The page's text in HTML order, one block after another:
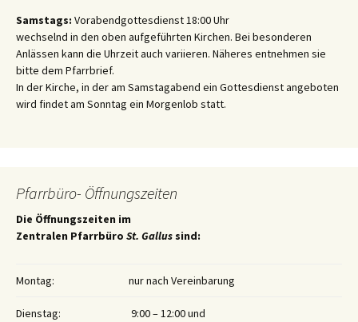
Samstags: Vorabendgottesdienst 18:00 Uhr
wechselnd in den oben aufgeführten Kirchen. Bei besonderen
Anlässen kann die Uhrzeit auch variieren. Näheres entnehmen sie
bitte dem Pfarrbrief.
In der Kirche, in der am Samstagabend ein Gottesdienst angeboten
wird findet am Sonntag ein Morgenlob statt.
Pfarrbüro- Öffnungszeiten
Die Öffnungszeiten im
Zentralen Pfarrbüro St. Gallus sind:
Montag: nur nach Vereinbarung
Dienstag: 9:00 – 12:00 und